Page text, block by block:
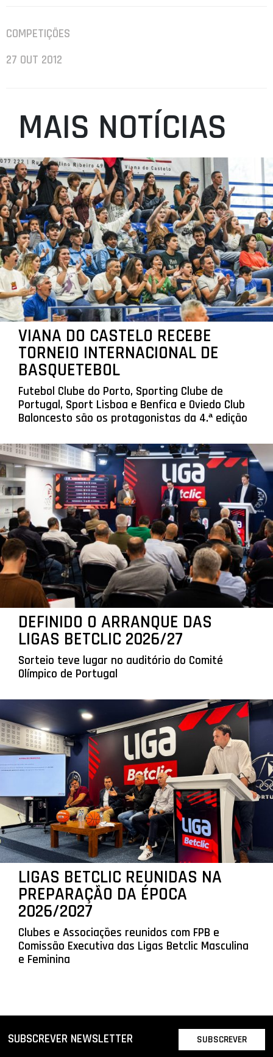
COMPETIÇÕES
27 OUT 2012
MAIS NOTÍCIAS
VIANA DO CASTELO RECEBE
TORNEIO INTERNACIONAL DE
BASQUETEBOL
Futebol Clube do Porto, Sporting Clube de
Portugal, Sport Lisboa e Benfica e Oviedo Club
Baloncesto são os protagonistas da 4.ª edição
DEFINIDO O ARRANQUE DAS
LIGAS BETCLIC 2026/27
Sorteio teve lugar no auditório do Comité
Olímpico de Portugal
LIGAS BETCLIC REUNIDAS NA
PREPARAÇÃO DA ÉPOCA
2026/2027
Clubes e Associações reunidos com FPB e
Comissão Executiva das Ligas Betclic Masculina
e Feminina
SUBSCREVER NEWSLETTER SUBSCREVER